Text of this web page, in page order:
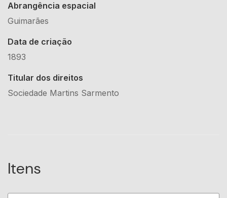
Abrangência espacial
Guimarães
Data de criação
1893
Titular dos direitos
Sociedade Martins Sarmento
Itens